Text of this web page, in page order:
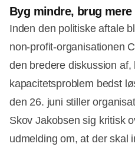
Byg mindre, brug
Inden den politiske aftale
non-profit-organisationen
den bredere diskussion af,
kapacitetsproblem bedst
den 26. juni stiller
Skov Jakobsen sig kritisk
udmelding om, at der skal